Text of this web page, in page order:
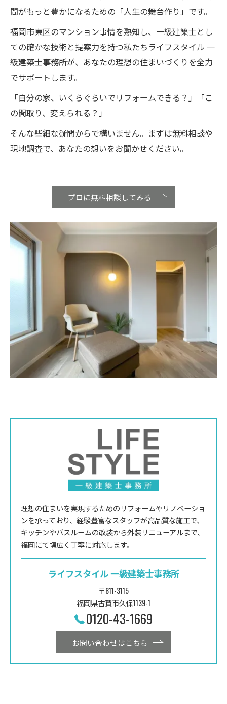
間がもっと豊かになるための「人生の舞台作り」です。
福岡市東区のマンション事情を熟知し、一級建築士とし
ての確かな技術と提案力を持つ私たちライフスタイル 一
級建築士事務所が、あなたの理想の住まいづくりを全力
でサポートします。
「自分の家、いくらぐらいでリフォームできる？」「こ
の間取り、変えられる？」
そんな些細な疑問からで構いません。まずは無料相談や
現地調査で、あなたの想いをお聞かせください。
プロに無料相談してみる
理想の住まいを実現するためのリフォームやリノベーショ
ンを承っており、経験豊富なスタッフが高品質な施工で、
キッチンやバスルームの改装から外装リニューアルまで、
福岡にて幅広く丁寧に対応します。
ライフスタイル 一級建築士事務所
〒811-3115
福岡県古賀市久保1139-1
0120-43-1669
お問い合わせはこちら